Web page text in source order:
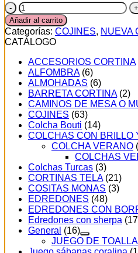
FUNDA
COJIN
PEDRERIA
1TIRA
ROSA
cantidad
Añadir al carrito
Categorías: COJINES, NUEVA
CATÁLOGO
ACCESORIOS CORTINA
ALFOMBRA (6)
ALMOHADAS (6)
BARRETA CORTINA (2)
CAMINOS DE MESA O
COJINES (63)
Colcha Bouti (14)
COLCHAS CON BRILLO
COLCHA VERANO
COLCHAS
Colchas Turcas (3)
CORTINAS TELA (21)
COSITAS MONAS (3)
EDREDONES (48)
EDREDONES CON
Edredones con sherpa
General (16)
JUEGO DE